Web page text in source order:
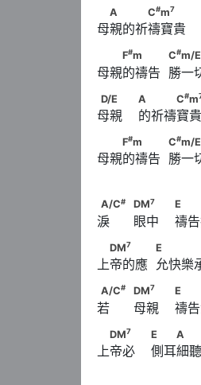
A　　　C #m
D
A C#m7
母親的祈禱寶貴
F#m　　　
D
F#m C#m/E
母親的禱告  勝一切
D/E　　
D
D/E A C#m
母親    的祈禱寶
F#m　　　
D
F#m C#m/E
母親的禱告  勝一切
A/C#
A/C# DM7 E
淚      眼中
DM7 E　
DM7 E
上帝的應  允快樂
A/C#
A/C# DM7 E
若      母親
DM7
E
A/C#
DM7 E A
上帝必    側耳細聽